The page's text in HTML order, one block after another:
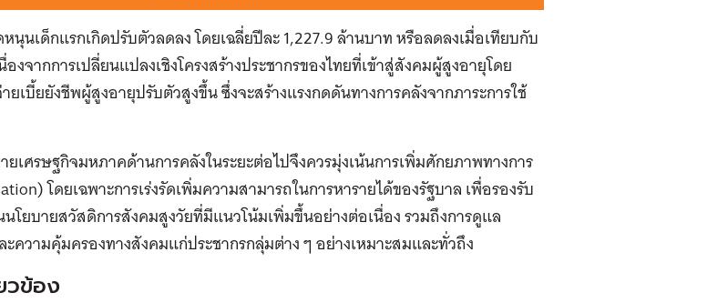
นุนเด็กแรกเกิดปรับตัวลดลง โดยเฉลี่ยปีละ 1,227.9 ล้านบาท หรือลดลงเมื่อเทียบกับ
องจากการเปลี่ยนแปลงเชิงโครงสร้างประชากรของไทยที่เข้าสู่สังคมผู้สูงอายุโดย
เบี้ยยังชีพผู้สูงอายุปรับตัวสูงขึ้น ซึ่งจะสร้างแรงกดดันทางการคลังจากภาระการใช้
ยเศรษฐกิจมหภาคด้านการคลังในระยะต่อไปจึงควรมุ่งเน้นการเพิ่มศักยภาพทางการ
โดยเฉพาะการเร่งรัดเพิ่มความสามารถในการหารายได้ของรัฐบาล เพื่อรองรับ
นโยบายสวัสดิการสังคมสูงวัยที่มีแนวโน้มเพิ่มขึ้นอย่างต่อเนื่อง รวมถึงการดูแล
ความคุ้มครองทางสังคมแก่ประชากรกลุ่มต่าง ๆ อย่างเหมาะสมและทั่วถึง
วข้อง